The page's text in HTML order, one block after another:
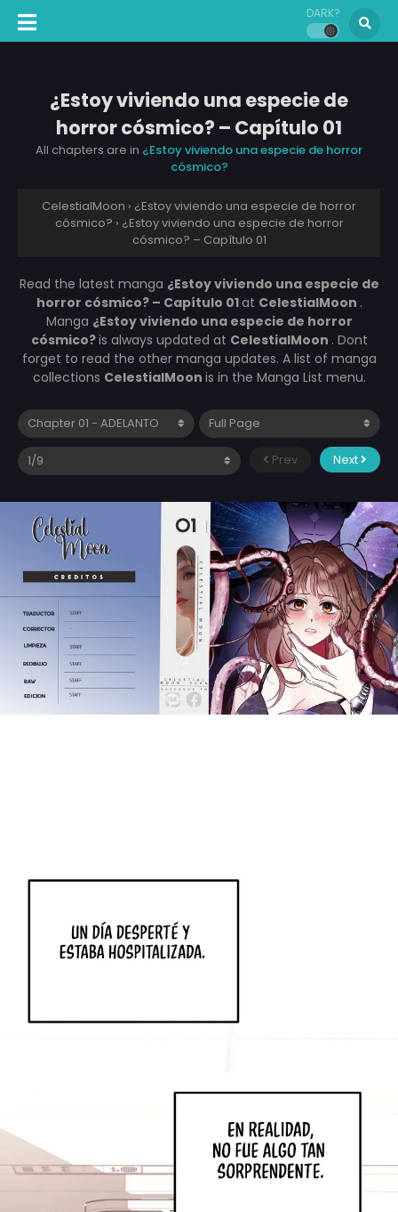
DARK?
¿Estoy viviendo una especie de
horror cósmico? – Capítulo 01
All chapters are in ¿Estoy viviendo una especie de horror
cósmico?
CelestialMoon › ¿Estoy viviendo una especie de horror
cósmico? › ¿Estoy viviendo una especie de horror
cósmico? – Capítulo 01
Read the latest manga ¿Estoy viviendo una especie de
horror cósmico? – Capítulo 01at CelestialMoon .
Manga ¿Estoy viviendo una especie de horror
cósmico?is always updated at CelestialMoon . Dont
forget to read the other manga updates. A list of manga
collections CelestialMoon is in the Manga List menu.
Prev Next